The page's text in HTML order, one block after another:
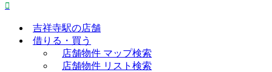
吉祥寺駅の店舗
借りる・買う
店舗物件 マップ検索
店舗物件 リスト検索